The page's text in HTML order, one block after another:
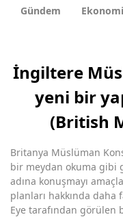
Gündem Ekonomi
İngiltere
yeni bir
(British
Britanya Müslüman
bir meydan okuma gibi
adına konuşmayı
planları hakkında daha
Eye tarafından görülen